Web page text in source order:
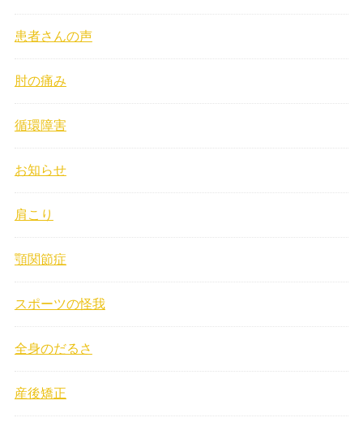
患者さんの声
肘の痛み
循環障害
お知らせ
肩こり
顎関節症
スポーツの怪我
全身のだるさ
産後矯正